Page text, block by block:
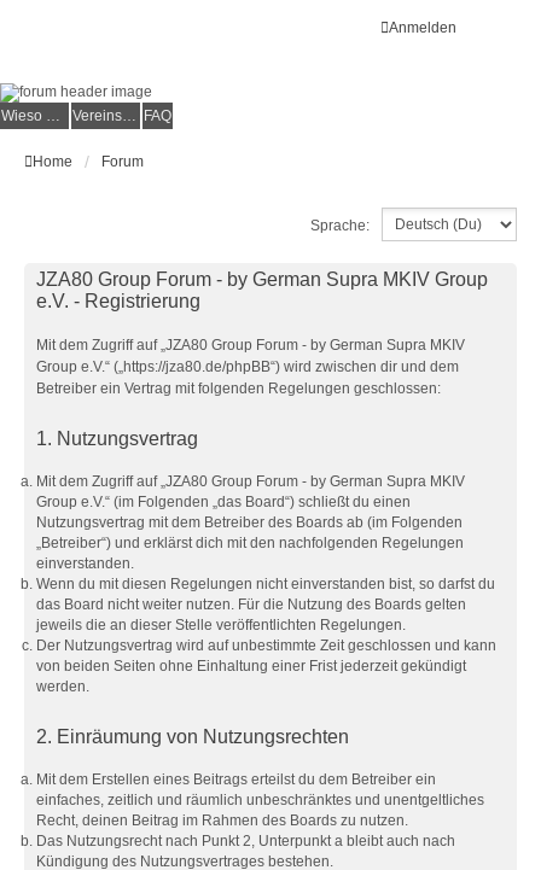
Anmelden
Wieso der e.V.? Vereinsmitglied werden FAQ
Home Forum
Sprache:
JZA80 Group Forum - by German Supra MKIV Group
e.V. - Registrierung
Mit dem Zugriff auf „JZA80 Group Forum - by German Supra MKIV
Group e.V.“ („https://jza80.de/phpBB“) wird zwischen dir und dem
Betreiber ein Vertrag mit folgenden Regelungen geschlossen:
1. Nutzungsvertrag
Mit dem Zugriff auf „JZA80 Group Forum - by German Supra MKIV
Group e.V.“ (im Folgenden „das Board“) schließt du einen
Nutzungsvertrag mit dem Betreiber des Boards ab (im Folgenden
„Betreiber“) und erklärst dich mit den nachfolgenden Regelungen
einverstanden.
Wenn du mit diesen Regelungen nicht einverstanden bist, so darfst du
das Board nicht weiter nutzen. Für die Nutzung des Boards gelten
jeweils die an dieser Stelle veröffentlichten Regelungen.
Der Nutzungsvertrag wird auf unbestimmte Zeit geschlossen und kann
von beiden Seiten ohne Einhaltung einer Frist jederzeit gekündigt
werden.
2. Einräumung von Nutzungsrechten
Mit dem Erstellen eines Beitrags erteilst du dem Betreiber ein
einfaches, zeitlich und räumlich unbeschränktes und unentgeltliches
Recht, deinen Beitrag im Rahmen des Boards zu nutzen.
Das Nutzungsrecht nach Punkt 2, Unterpunkt a bleibt auch nach
Kündigung des Nutzungsvertrages bestehen.